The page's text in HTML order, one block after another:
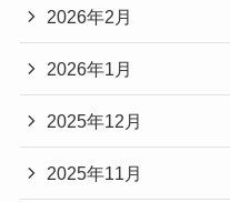
2026年2月
2026年1月
2025年12月
2025年11月